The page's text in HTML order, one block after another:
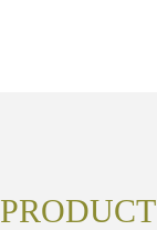
PRODUCT